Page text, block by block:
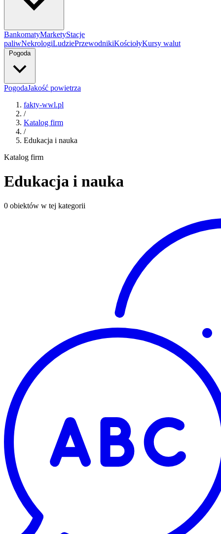
BankomatyMarketyStacje
paliwNekrologiLudziePrzewodnikiKościołyKursy walut
Pogoda
PogodaJakość powietrza
fakty-wwl.pl
/
Katalog firm
/
Edukacja i nauka
Katalog firm
Edukacja i nauka
0 obiektów w tej kategorii